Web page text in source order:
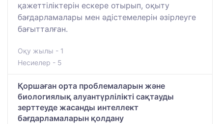
қажеттіліктерін ескере отырып, оқыту
бағдарламалары мен әдістемелерін әзірлеуге
бағытталған.
Оқу жылы - 1
Несиелер - 5
Қоршаған орта проблемаларын және
биологиялық алуантүрлілікті сақтауды
зерттеуде жасанды интеллект
бағдарламаларын қолдану